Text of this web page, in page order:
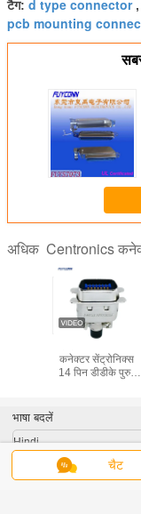
टैग: d type connector,
pcb mounting
अधिक Centronics
कनेक्टर सेंट्रोनिक्स
14 पिन डीडीके पुरुष
चैट
भाषा बदलें
Hindi